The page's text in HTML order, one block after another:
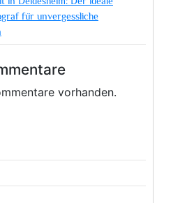
für unvergessliche
vorhanden.